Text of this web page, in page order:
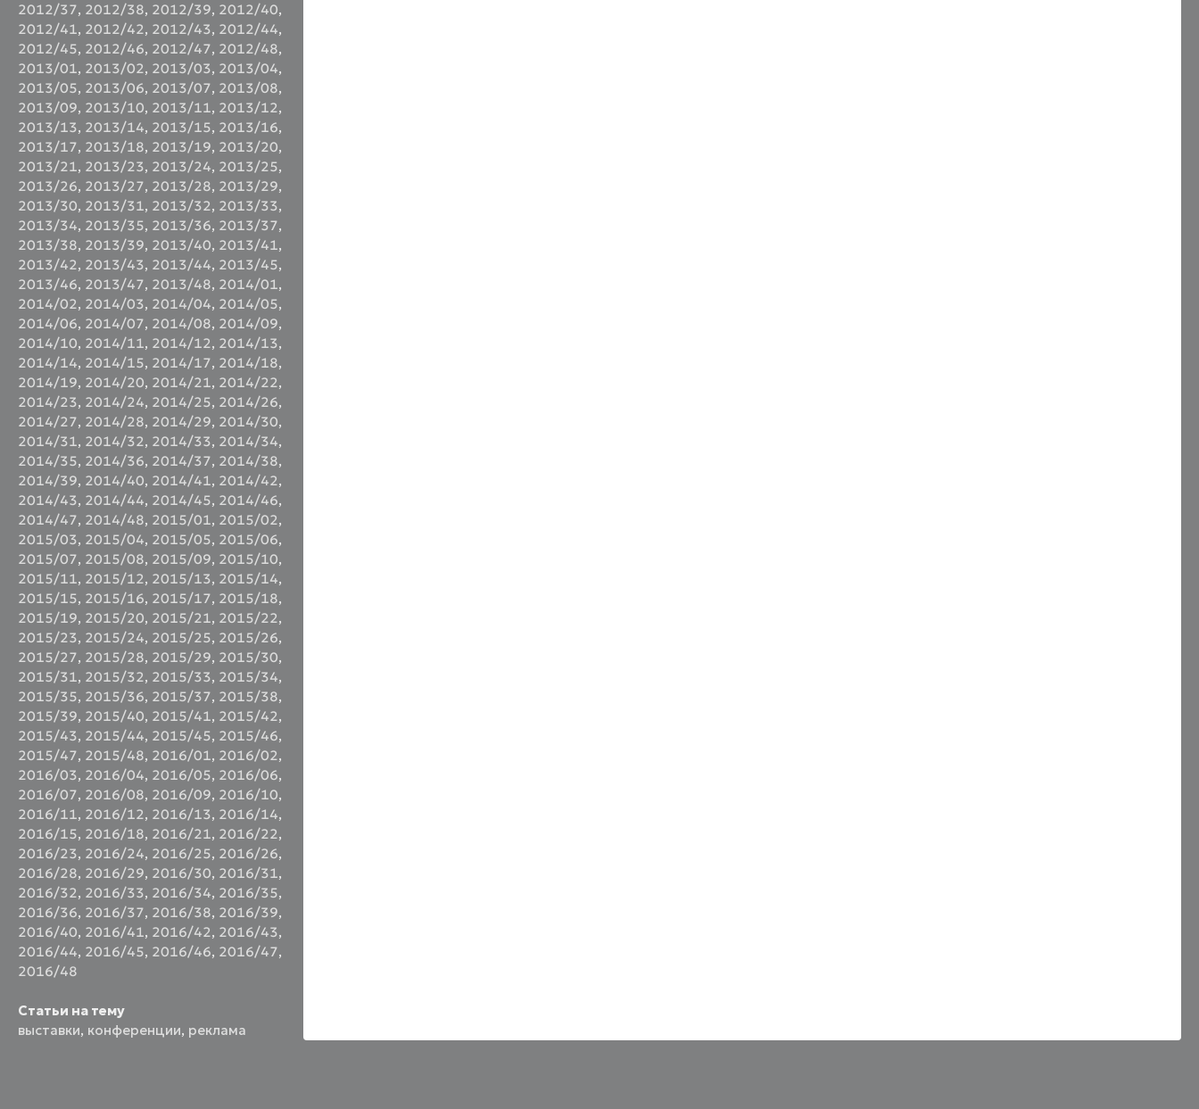
2012/37, 2012/38, 2012/39, 2012/40,
2012/41, 2012/42, 2012/43, 2012/44,
2012/45, 2012/46, 2012/47, 2012/48,
2013/01, 2013/02, 2013/03, 2013/04,
2013/05, 2013/06, 2013/07, 2013/08,
2013/09, 2013/10, 2013/11, 2013/12,
2013/13, 2013/14, 2013/15, 2013/16,
2013/17, 2013/18, 2013/19, 2013/20,
2013/21, 2013/23, 2013/24, 2013/25,
2013/26, 2013/27, 2013/28, 2013/29,
2013/30, 2013/31, 2013/32, 2013/33,
2013/34, 2013/35, 2013/36, 2013/37,
2013/38, 2013/39, 2013/40, 2013/41,
2013/42, 2013/43, 2013/44, 2013/45,
2013/46, 2013/47, 2013/48, 2014/01,
2014/02, 2014/03, 2014/04, 2014/05,
2014/06, 2014/07, 2014/08, 2014/09,
2014/10, 2014/11, 2014/12, 2014/13,
2014/14, 2014/15, 2014/17, 2014/18,
2014/19, 2014/20, 2014/21, 2014/22,
2014/23, 2014/24, 2014/25, 2014/26,
2014/27, 2014/28, 2014/29, 2014/30,
2014/31, 2014/32, 2014/33, 2014/34,
2014/35, 2014/36, 2014/37, 2014/38,
2014/39, 2014/40, 2014/41, 2014/42,
2014/43, 2014/44, 2014/45, 2014/46,
2014/47, 2014/48, 2015/01, 2015/02,
2015/03, 2015/04, 2015/05, 2015/06,
2015/07, 2015/08, 2015/09, 2015/10,
2015/11, 2015/12, 2015/13, 2015/14,
2015/15, 2015/16, 2015/17, 2015/18,
2015/19, 2015/20, 2015/21, 2015/22,
2015/23, 2015/24, 2015/25, 2015/26,
2015/27, 2015/28, 2015/29, 2015/30,
2015/31, 2015/32, 2015/33, 2015/34,
2015/35, 2015/36, 2015/37, 2015/38,
2015/39, 2015/40, 2015/41, 2015/42,
2015/43, 2015/44, 2015/45, 2015/46,
2015/47, 2015/48, 2016/01, 2016/02,
2016/03, 2016/04, 2016/05, 2016/06,
2016/07, 2016/08, 2016/09, 2016/10,
2016/11, 2016/12, 2016/13, 2016/14,
2016/15, 2016/18, 2016/21, 2016/22,
2016/23, 2016/24, 2016/25, 2016/26,
2016/28, 2016/29, 2016/30, 2016/31,
2016/32, 2016/33, 2016/34, 2016/35,
2016/36, 2016/37, 2016/38, 2016/39,
2016/40, 2016/41, 2016/42, 2016/43,
2016/44, 2016/45, 2016/46, 2016/47,
2016/48
Статьи на тему
выставки, конференции, реклама